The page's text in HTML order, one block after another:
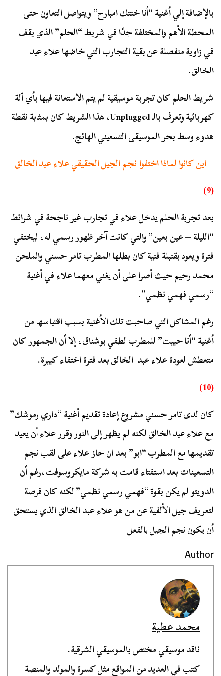
بالإضافة إلي أغنية “أنا خنتك امبارح” ويتواصل التعاون حتى
المحطة الأهم والمختلفة جدًا في شريط “الحلم” الذي يقف
في زاوية منفصلة عن بقية التجارب التي خاضها علاء عبد
الخالق.
شريط الحلم كان تجربة موسيقية لم يتم الاستعانة فيها بأي اّلة
كهربائية وتعرف بالـ Unplugged، هذا الشريط كان بمثابة نقطة
هدوء وسط بحر الموسيقى التسعيني الهائج.
اين كانوا لماذا اختفوا نجم الجيل الحقيقي علاء عبد الخالق
(9)
بعد تجربة الحلم يدخل علاء في تجارب غير ناجحة في شرائط
“الليلة – عين بعين” والتي كانت آخر ظهور رسمي له، ليختفي
فترة ويعود بقنبلة فنية كان بطلها المطرب تامر حسني والملحن
محمد رحيم حيث أصرا على أن يغني معهما علاء في أغنية
“رسمي فهمي نظمي”.
رغم المشاكل التي صاحبت تلك الأغنية بسبب اقتباسها من
أغنية “أنا حبيت” للمطرب لطفي بوشناق، إلا أن الجمهور كان
متعطش لعودة علاء عبد الخالق بعد فترة اختفاء كبيرة.
(10)
كان لدى تامر حسني مشروع إعادة تقديم أغنية “داري رموشك”
مع علاء عبد الخالق لكنه لم يظهر إلى النور وقرر علاء أن يعيد
تقديمها مع المطرب “ابو” بعد ان حاز علاء على لقب نجم
التسعينات بعد استفتاء قامت به شركة مايكروسوفت،رغم أن
الدويتو لم يكن بقوة “فهمي رسمي نظمي” لكنه كان فرصة
لتعريف جيل الألفية عن من هو علاء عبد الخالق الذي يستحق
أن يكون نجم الجيل بالفعل
Author
محمد عطية
ناقد موسيقي مختص بالموسيقي الشرقية.
كتب في العديد من المواقع مثل كسرة والمولد والمنصة